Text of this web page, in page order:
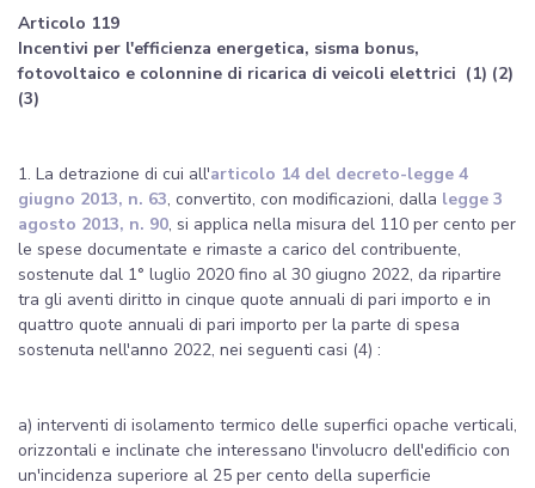
Articolo 119
Incentivi per l'efficienza energetica, sisma bonus,
fotovoltaico e colonnine di ricarica di veicoli elettrici (1) (2)
(3)
1. La detrazione di cui all'articolo 14 del decreto-legge 4
giugno 2013, n. 63, convertito, con modificazioni, dalla legge 3
agosto 2013, n. 90, si applica nella misura del 110 per cento per
le spese documentate e rimaste a carico del contribuente,
sostenute dal 1° luglio 2020 fino al 30 giugno 2022, da ripartire
tra gli aventi diritto in cinque quote annuali di pari importo e in
quattro quote annuali di pari importo per la parte di spesa
sostenuta nell'anno 2022, nei seguenti casi (4) :
a) interventi di isolamento termico delle superfici opache verticali,
orizzontali e inclinate che interessano l'involucro dell'edificio con
un'incidenza superiore al 25 per cento della superficie